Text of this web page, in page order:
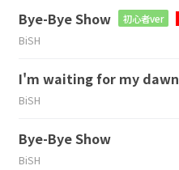
Bye-Bye Show 初心者ver
BiSH
I'm waiting for my dawn
BiSH
Bye-Bye Show
BiSH